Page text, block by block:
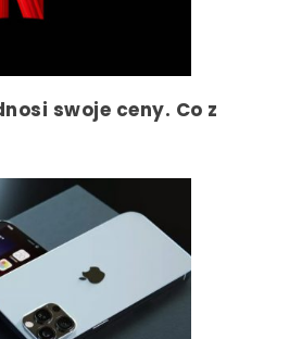
swoje ceny. Co z